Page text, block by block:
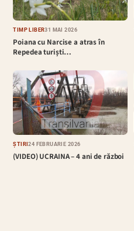
TIMP LIBER31 MAI 2026
Poiana cu Narcise a atras în
Repedea turiști…
ȘTIRI24 FEBRUARIE 2026
(VIDEO) UCRAINA – 4 ani de război